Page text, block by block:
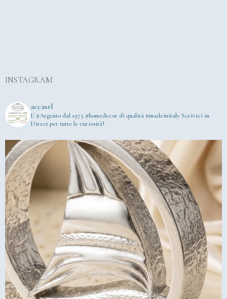
INSTAGRAM
accasrl
L' #Argento dal 1975 #homedecor di qualità #madeinitaly Scrivici in
Direct per tutte le curiosità!